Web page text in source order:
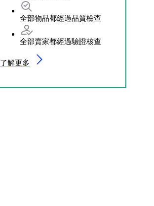
全部物品都經過品質檢查
全部賣家都經過驗證核查
了解更多